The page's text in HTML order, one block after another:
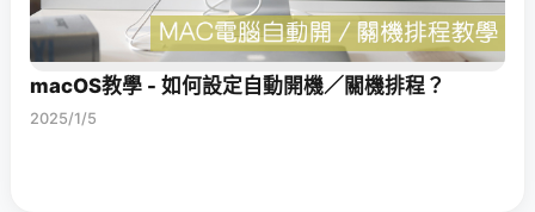
macOS教學 - 如何設定自動開機／關機排程？
2025/1/5